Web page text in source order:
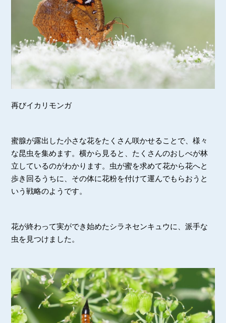
再びイカリモンガ
蜜腺が露出した小さな花をたくさん咲かせることで、様々
な昆虫を集めます。横から見ると、たくさんのおしべが林
立しているのがわかります。虫が蜜を求めて花から花へと
歩き回るうちに、その体に花粉を付けて運んでもらおうと
いう戦略のようです。
花が終わって実ができ始めたシラネセンキュウに、派手な
虫を見つけました。